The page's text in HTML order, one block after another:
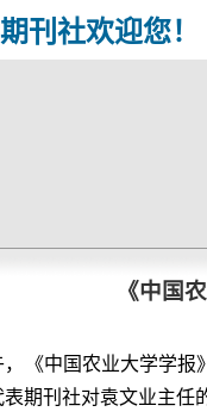
刊社欢迎您！
《中国
，《中国农业大学学报
期刊社对袁文业主任